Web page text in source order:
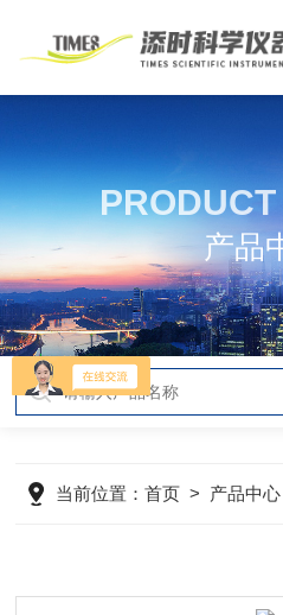
产品
当前位置：首页 > 产品中心